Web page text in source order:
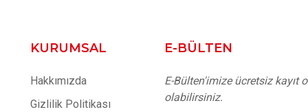
KURUMSAL
Hakkımızda
Gizlilik Politikası
E-BÜLTEN
E-Bülten'imize ücretsiz kayıt
olabilirsiniz.